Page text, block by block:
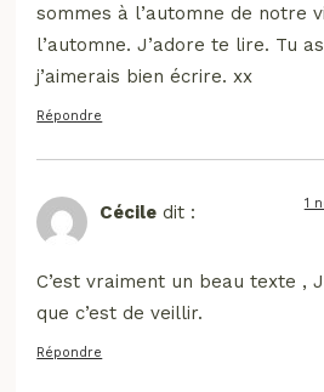
sommes à l’automne de notre
l’automne. J’adore te lire. Tu
j’aimerais bien écrire. xx
Répondre
Cécile dit : 1
C’est vraiment un beau texte ,
que c’est de veillir.
Répondre